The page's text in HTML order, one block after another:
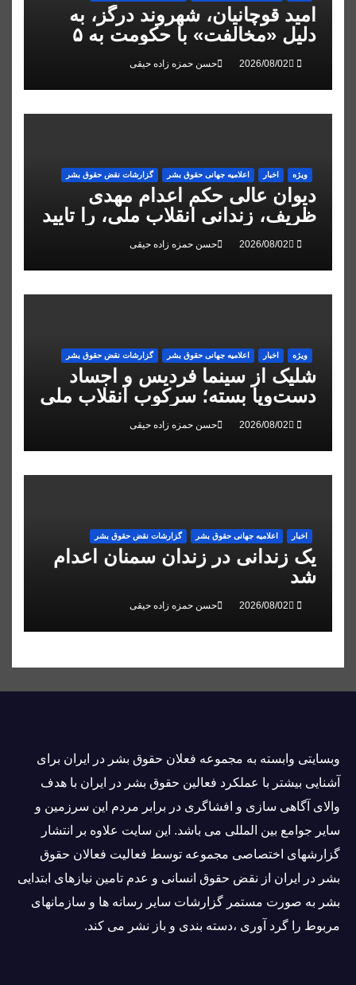
امید قوچانیان، شهروند درگز، به
دلیل «مخالفت» با حکومت به ۵
سال زندان محکوم شد
حسن حمزه زاده حیقی
ویژه اخبار اعلاميه جهانی حقوق بشر گزارشات نقض حقوق بشر
دیوان عالی حکم اعدام مهدی
ظریف، زندانی انقلاب ملی، را تایید
کرد
حسن حمزه زاده حیقی
ویژه اخبار اعلاميه جهانی حقوق بشر گزارشات نقض حقوق بشر
شلیک از سینما فردیس و اجساد
دست‌وپا بسته؛ سرکوب انقلاب ملی
در البرز
حسن حمزه زاده حیقی
اخبار اعلاميه جهانی حقوق بشر گزارشات نقض حقوق بشر
یک زندانی در زندان سمنان اعدام
شد
حسن حمزه زاده حیقی
وبسايتى وابسته به مجموعه فعلان حقوق بشر در ایران برای
آشنایی بيشتر با عملکرد فعالین حقوق بشر در ایران با هدف
والاى آگاهى سازی و افشاگرى در برابر مردم این سرزمین و
ساير جوامع بین المللى می باشد. این سایت علاوه بر انتشار
گزارشهای اختصاصی مجموعه توسط فعاليت فعالان حقوق
بشر در ایران از نقض حقوق انسانی و عدم تامین نیازهای ابتدایی
بشر به صورت مستمر گزارشات سایر رسانه ها و سازمانهای
مربوط را گرد آوری ،دسته بندی و باز نشر می كند.